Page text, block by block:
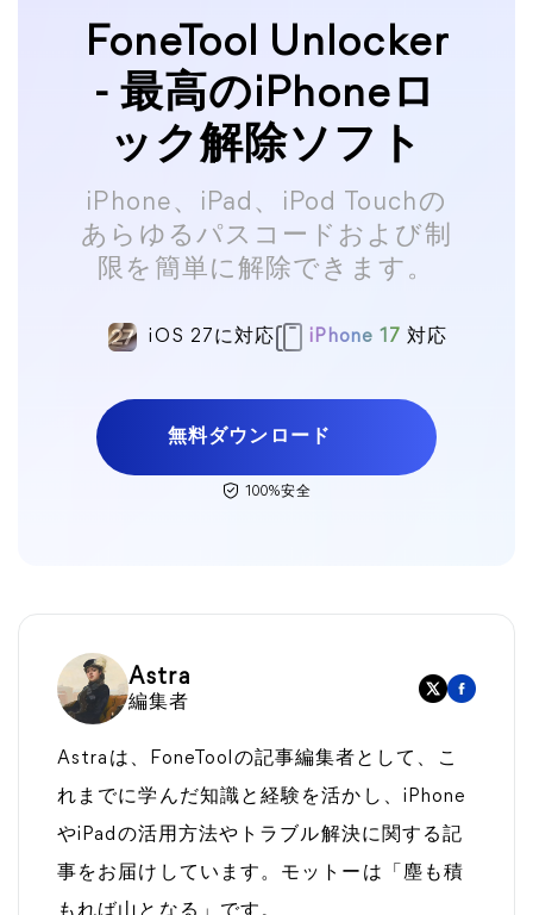
FoneTool Unlocker
- 最高のiPhoneロ
ック解除ソフト
iPhone、iPad、iPod Touchの
あらゆるパスコードおよび制
限を簡単に解除できます。
iOS 27に対応 iPhone 17 対応
無料ダウンロード
100%安全
Astra
編集者
Astraは、FoneToolの記事編集者として、こ
れまでに学んだ知識と経験を活かし、iPhone
やiPadの活用方法やトラブル解決に関する記
事をお届けしています。モットーは「塵も積